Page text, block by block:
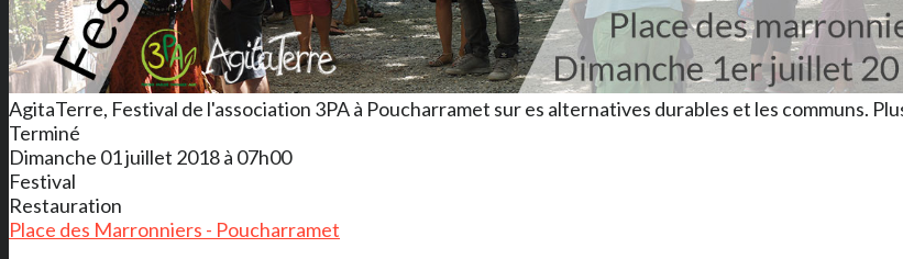
AgitaTerre, Festival de l'association 3PA à Poucharramet sur es alternatives durables et les communs.
Terminé
Dimanche 01 juillet 2018 à 07h00
Festival
Restauration
Place des Marronniers - Poucharramet